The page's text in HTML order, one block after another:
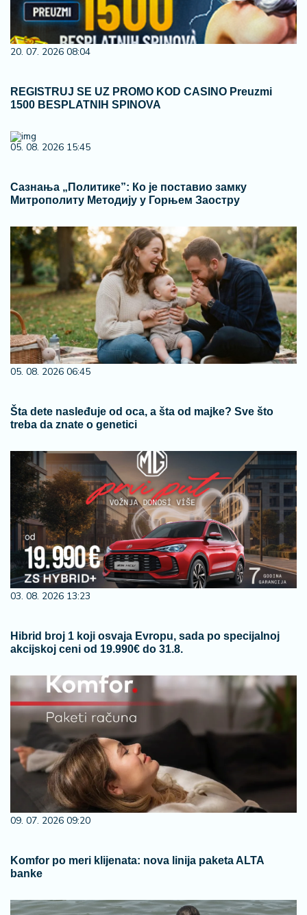
20. 07. 2026 08:04
REGISTRUJ SE UZ PROMO KOD CASINO Preuzmi
1500 BESPLATNIH SPINOVA
05. 08. 2026 15:45
Сазнања „Политике”: Ко је поставио замку
Митрополиту Методију у Горњем Заостру
05. 08. 2026 06:45
Šta dete nasleđuje od oca, a šta od majke? Sve što
treba da znate o genetici
03. 08. 2026 13:23
Hibrid broj 1 koji osvaja Evropu, sada po specijalnoj
akcijskoj ceni od 19.990€ do 31.8.
09. 07. 2026 09:20
Komfor po meri klijenata: nova linija paketa ALTA
banke